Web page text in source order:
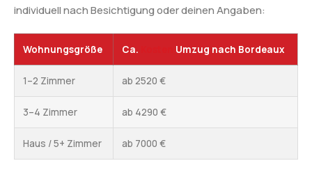
individuell nach Besichtigung oder deinen Angaben:
Wohnungsgröße Ca. Umzug nach Bordeaux
1–2 Zimmer ab 2520 €
3–4 Zimmer ab 4290 €
Haus / 5+ Zimmer ab 7000 €